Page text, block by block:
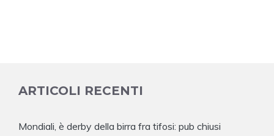
ARTICOLI RECENTI
Mondiali, è derby della birra fra tifosi: pub chiusi